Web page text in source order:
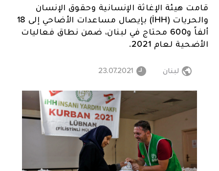
قامت هيئة الإغاثة الإنسانية وحقوق الإنسان
والحريات (İHH) بإيصال مساعدات الأضاحي إلى 18
ألفاً و600 محتاج في لبنان، ضمن نطاق فعاليات
الأضحية لعام 2021.
لبنان 23.07.2021